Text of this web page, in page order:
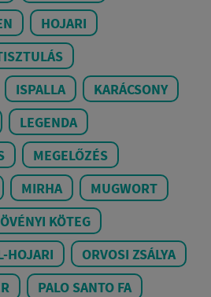
HOJARI
ISPALLA
KARÁCSONY
LEGENDA
MEGELŐZÉS
MIRHA
MUGWORT
KÖTEG
HOJARI
ORVOSI ZSÁLYA
PALO SANTO FA